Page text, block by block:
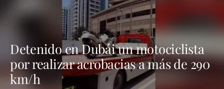
Detenido en Dubái un motociclista
por realizar acrobacias a más de 290
km/h